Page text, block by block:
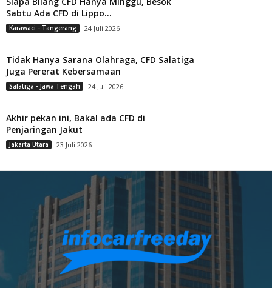
Sabtu Ada CFD di Lippo...
Karawaci - Tangerang 24 Juli 2026
Tidak Hanya Sarana Olahraga, CFD Salatiga
Juga Pererat Kebersamaan
Salatiga - Jawa Tengah 24 Juli 2026
Akhir pekan ini, Bakal ada CFD di
Penjaringan Jakut
Jakarta Utara 23 Juli 2026